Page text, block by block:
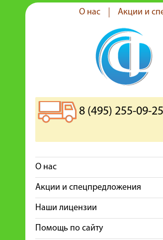
О нас Акции и
8 (495) 255-09-25
О нас
Акции и спецпредложения
Наши лицензии
Помощь по сайту